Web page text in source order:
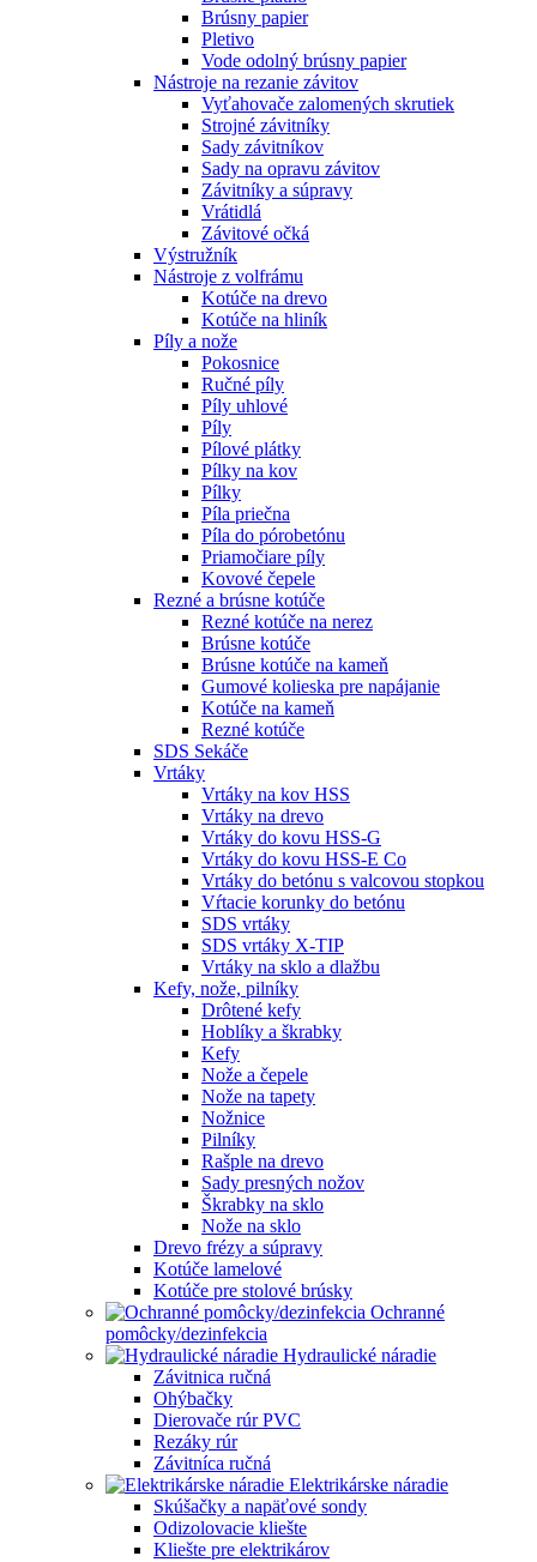
Brúsny papier
Pletivo
Vode odolný brúsny papier
Nástroje na rezanie závitov
Vyťahovače zalomených skrutiek
Strojné závitníky
Sady závitníkov
Sady na opravu závitov
Závitníky a súpravy
Vrátidlá
Závitové očká
Výstružník
Nástroje z volfrámu
Kotúče na drevo
Kotúče na hliník
Píly a nože
Pokosnice
Ručné píly
Píly uhlové
Píly
Pílové plátky
Pílky na kov
Pílky
Píla priečna
Píla do pórobetónu
Priamočiare píly
Kovové čepele
Rezné a brúsne kotúče
Rezné kotúče na nerez
Brúsne kotúče
Brúsne kotúče na kameň
Gumové kolieska pre napájanie
Kotúče na kameň
Rezné kotúče
SDS Sekáče
Vrtáky
Vrtáky na kov HSS
Vrtáky na drevo
Vrtáky do kovu HSS-G
Vrtáky do kovu HSS-E Co
Vrtáky do betónu s valcovou stopkou
Vŕtacie korunky do betónu
SDS vrtáky
SDS vrtáky X-TIP
Vrtáky na sklo a dlažbu
Kefy, nože, pilníky
Drôtené kefy
Hoblíky a škrabky
Kefy
Nože a čepele
Nože na tapety
Nožnice
Pilníky
Rašple na drevo
Sady presných nožov
Škrabky na sklo
Nože na sklo
Drevo frézy a súpravy
Kotúče lamelové
Kotúče pre stolové brúsky
Ochranné
pomôcky/dezinfekcia
Hydraulické náradie
Závitnica ručná
Ohýbačky
Dierovače rúr PVC
Rezáky rúr
Závitníca ručná
Elektrikárske náradie
Skúšačky a napäťové sondy
Odizolovacie kliešte
Kliešte pre elektrikárov